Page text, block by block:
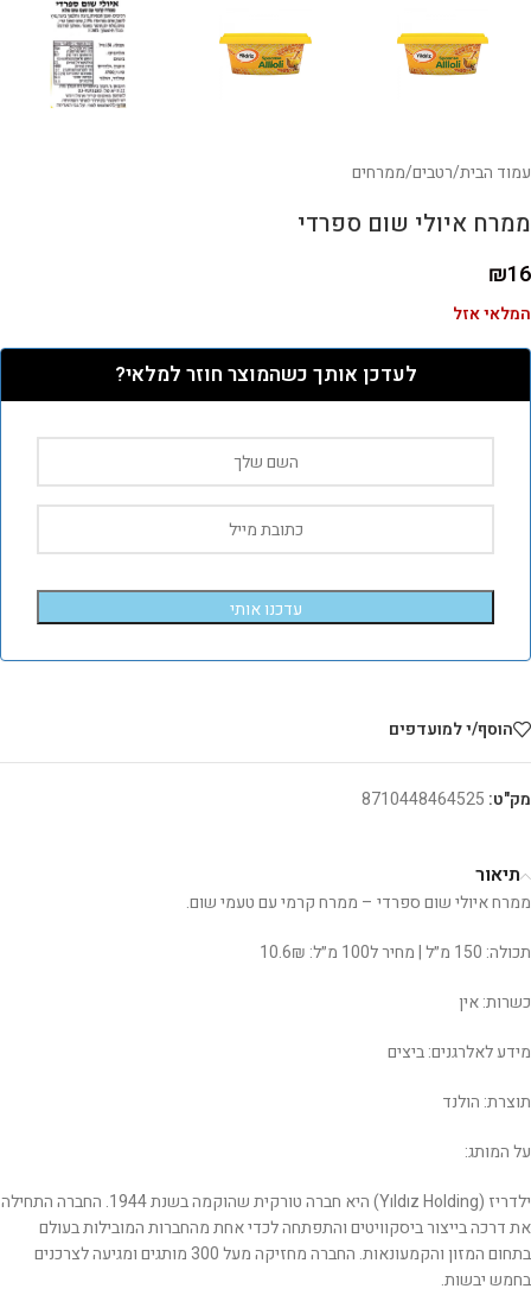
עמוד הבית/רטבים/ממרחים
ממרח איולי שום ספרדי
₪16
המלאי אזל
לעדכן אותך כשהמוצר חוזר למלאי?
עדכנו אותי
הוסף/י למועדפים
מק"ט: 8710448464525
תיאור
ממרח איולי שום ספרדי – ממרח קרמי עם טעמי שום.
תכולה: 150 מ״ל | מחיר ל100 מ״ל: 10.6₪
כשרות: אין
מידע לאלרגנים: ביצים
תוצרת: הולנד
על המותג:
ילדריז (Yıldız Holding) היא חברה טורקית שהוקמה בשנת 1944. החברה התחילה
את דרכה בייצור ביסקוויטים והתפתחה לכדי אחת מהחברות המובילות בעולם
בתחום המזון והקמעונאות. החברה מחזיקה מעל 300 מותגים ומגיעה לצרכנים
בחמש יבשות.